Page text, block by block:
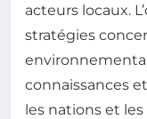
acteurs locaux.
stratégies
connaissances
les nations et les